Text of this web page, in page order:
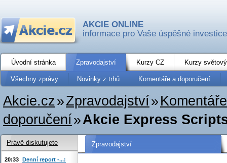
AKCIE ONLINE
informace pro Vaše úspěšné investice
Úvodní stránka Zpravodajství Kurzy CZ Kurzy
Všechny zprávy Novinky z trhů Komentáře a doporučení
Akcie.cz»Zpravodajství»
doporučení»Akcie Express
Zpravodajství
Právě diskutujete
20:33 Denní report -...: